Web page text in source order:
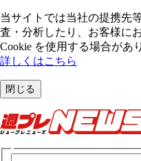
当サイトでは当社の提携先
査・分析したり、お客様に
Cookie を使⽤する場合があ
詳しくはこちら
閉じる